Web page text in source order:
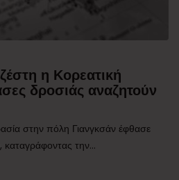
η Κορεατική
δροσιάς αναζητούν
στην πόλη Γιανγκσάν έφθασε
την...